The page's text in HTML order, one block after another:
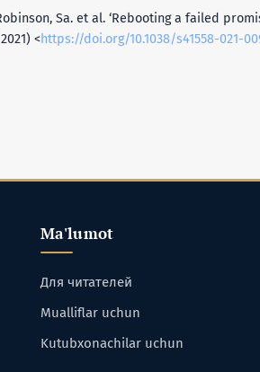
Sa. et al. ‘Rebooting a failed
<https://doi.org/10.1038/s41558-021-
Ma'lumot
Для читателей
Mualliflar uchun
Kutubxonachilar uchun